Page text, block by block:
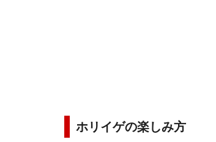
ホリイゲの楽しみ方